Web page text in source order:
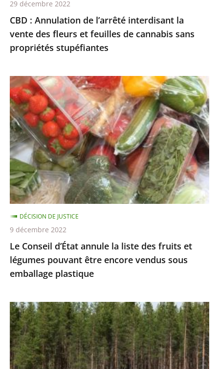
feuilles
de
cannabis
sans
stupéfiantes
CBD : Annulation de l’arrêté interdisant la
vente des fleurs et feuilles de cannabis sans
propriétés stupéfiantes
29 décembre 2022
Le
Conseil
d’État
annule
la
liste
des
fruits
et
légumes
pouvant
être
encore
vendus
sous
plastique
Le Conseil d’État annule la liste des fruits et
légumes pouvant être encore vendus sous
emballage plastique
DÉCISION DE JUSTICE
9 décembre 2022
Réalisation
de
travaux
et
protection